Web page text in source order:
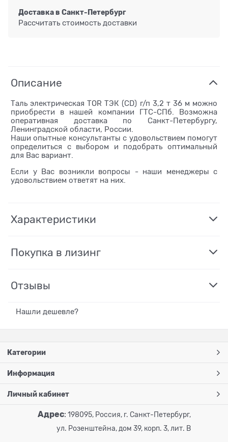
Доставка в Санкт-Петербург
Рассчитать стоимость доставки
Описание
Таль электрическая TOR ТЭК (CD) г/п 3,2 т 36 м можно
приобрести в нашей компании ГТС-СПб. Возможна
оперативная доставка по Санкт-Петербургу,
Ленинградской области, России.
Наши опытные консультанты с удовольствием помогут
определиться с выбором и подобрать оптимальный
для Вас вариант.
Если у Вас возникли вопросы - наши менеджеры с
удовольствием ответят на них.
Характеристики
Покупка в лизинг
Отзывы
Нашли дешевле?
Категории
Информация
Личный кабинет
Адрес: 198095, Россия, г. Санкт-Петербург,
ул. Розенштейна, дом 39, корп. 3, лит. В